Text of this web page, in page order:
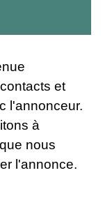
et
l'annonceur.
à
nous
l'annonce.